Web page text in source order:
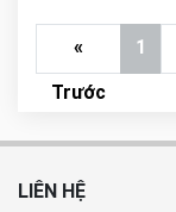
«
Trước
1
LIÊN HỆ